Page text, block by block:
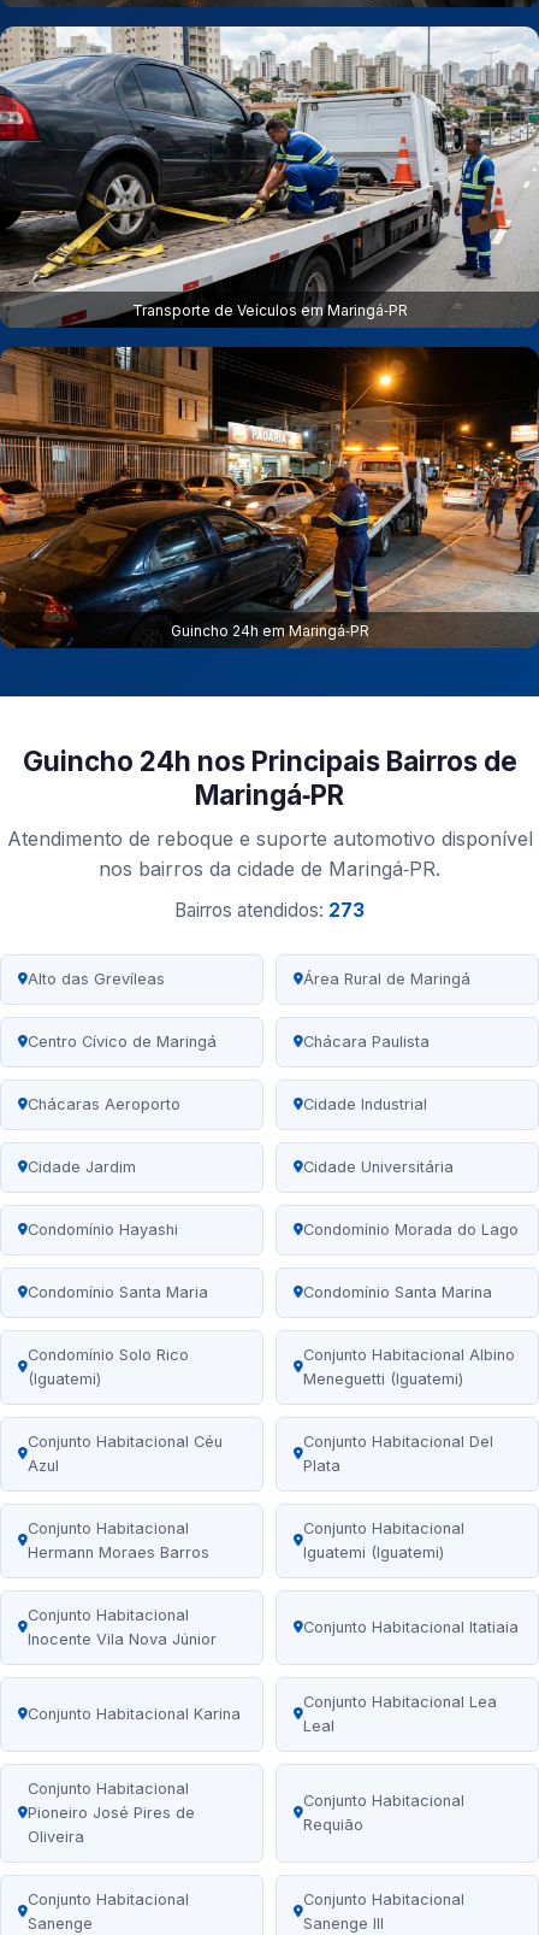
Transporte de Veículos em Maringá‑PR
Guincho 24h em Maringá‑PR
Guincho 24h nos Principais Bairros de
Maringá‑PR
Atendimento de reboque e suporte automotivo disponível
nos bairros da cidade de Maringá‑PR.
Bairros atendidos: 273
Alto das Grevíleas Área Rural de Maringá
Centro Cívico de Maringá Chácara Paulista
Chácaras Aeroporto Cidade Industrial
Cidade Jardim Cidade Universitária
Condomínio Hayashi Condomínio Morada do Lago
Condomínio Santa Maria Condomínio Santa Marina
Condomínio Solo Rico
(Iguatemi)
Conjunto Habitacional Albino
Meneguetti (Iguatemi)
Conjunto Habitacional Céu
Azul
Conjunto Habitacional Del
Plata
Conjunto Habitacional
Hermann Moraes Barros
Conjunto Habitacional
Iguatemi (Iguatemi)
Conjunto Habitacional
Inocente Vila Nova Júnior
Conjunto Habitacional Itatiaia
Conjunto Habitacional Karina
Conjunto Habitacional Lea
Leal
Conjunto Habitacional
Pioneiro José Pires de
Oliveira
Conjunto Habitacional
Requião
Conjunto Habitacional
Sanenge
Conjunto Habitacional
Sanenge III